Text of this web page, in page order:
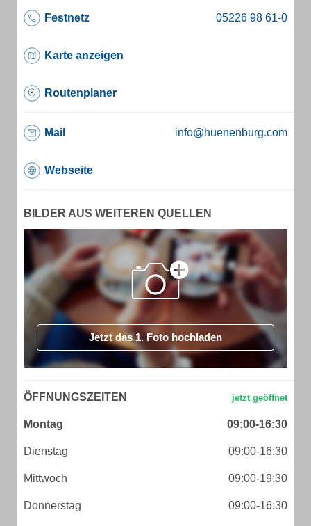
Festnetz
Karte anzeigen
Routenplaner
Mail info@huenenburg.com
Webseite
BILDER AUS WEITEREN QUELLEN
Jetzt das 1. Foto hochladen
ÖFFNUNGSZEITEN
Montag 09:00-16:30
Dienstag 09:00-16:30
Mittwoch 09:00-19:30
Donnerstag 09:00-16:30